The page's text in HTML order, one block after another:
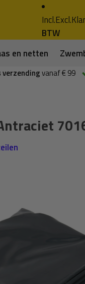
Incl.Excl.
BTW
en netten
verzendingvanaf € 99